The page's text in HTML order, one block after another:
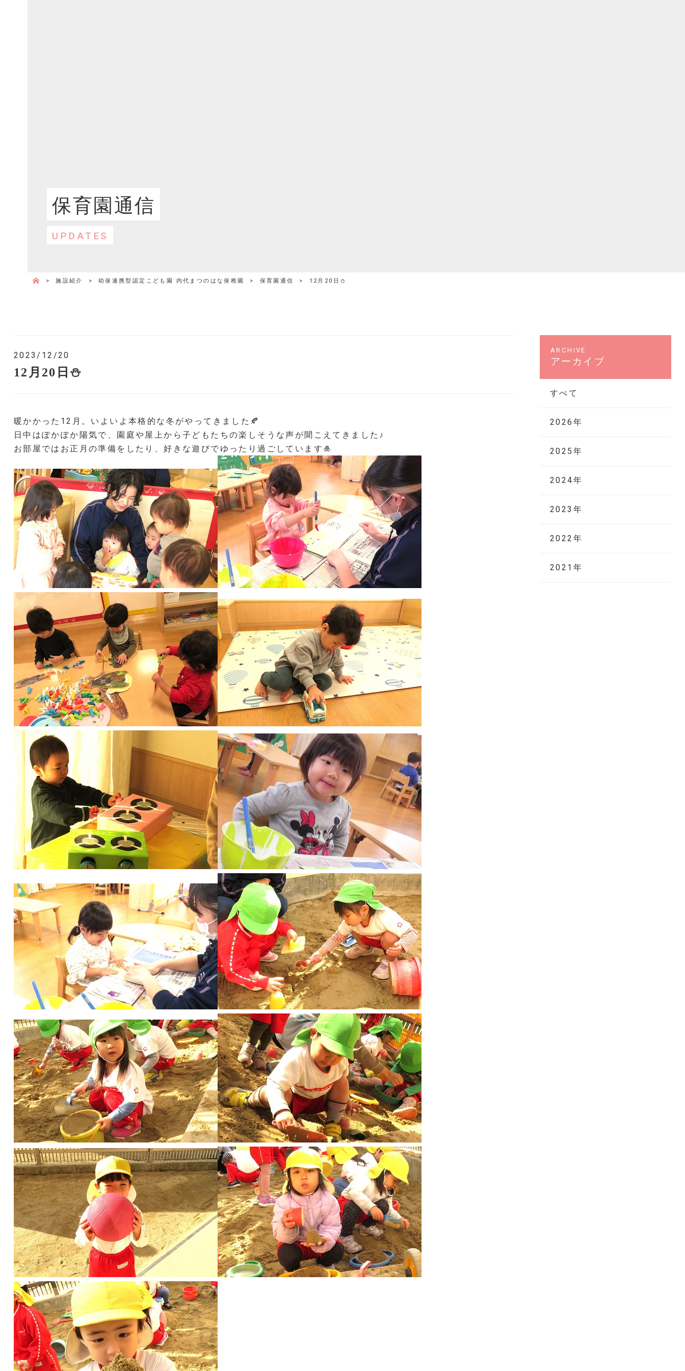
保育園通信
UPDATES
>施設紹介 > 幼保連携型認定こども園 内代まつのはな保稚園 > 保育園通信 > 12月20日⛄
2023/12/20
12月20日⛄
暖かかった12月。いよいよ本格的な冬がやってきました🍂
日中はぽかぽか陽気で、園庭や屋上から子どもたちの楽しそうな声が聞こえてきました♪
お部屋ではお正月の準備をしたり、好きな遊びでゆったり過ごしています🎍
アーカイブ
すべて
2026年
2025年
2024年
2023年
2022年
2021年